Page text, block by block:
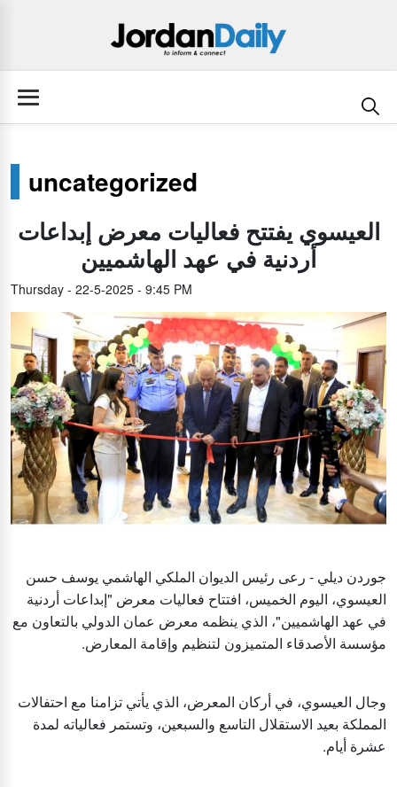
uncategorized
العيسوي يفتتح فعاليات معرض إبداعات
أردنية في عهد الهاشميين
Thursday - 22-5-2025 - 9:45 PM
جوردن ديلي - رعى رئيس الديوان الملكي الهاشمي يوسف حسن
العيسوي، اليوم الخميس، افتتاح فعاليات معرض "إبداعات أردنية
في عهد الهاشميين"، الذي ينظمه معرض عمان الدولي بالتعاون مع
مؤسسة الأصدقاء المتميزون لتنظيم وإقامة المعارض.
وجال العيسوي، في أركان المعرض، الذي يأتي تزامنا مع احتفالات
المملكة بعيد الاستقلال التاسع والسبعين، وتستمر فعالياته لمدة
عشرة أيام.